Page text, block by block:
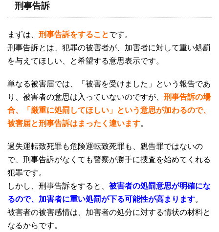
刑事告訴
まずは、 刑事告訴をすることです。
刑事告訴とは、犯罪の被害者が、加害者に対して重い処罰
を与えてほしい、と希望する意思表示です。
単なる被害届では、「被害を受けました」という報告であ
り、被害者の意思は入っていないのですが、 刑事告訴の場
合、「厳重に処罰してほしい」という意思が加わるので、
被害届と刑事告訴はまったく違います。
過失運転致死罪も危険運転致死罪も、親告罪ではないの
で、刑事告訴がなくても警察が勝手に捜査を始めてくれる
犯罪です。
しかし、刑事告訴をすると、 被害者の処罰意思が明確にな
るので、加害者に重い処罰が下る可能性が高まります。
被害者の被害感情は、加害者の処分に対する情状の材料と
なるからです。